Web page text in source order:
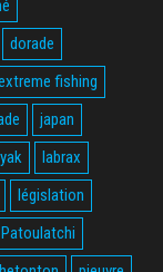
dorade
fishing
japan
labrax
législation
Patoulatchi